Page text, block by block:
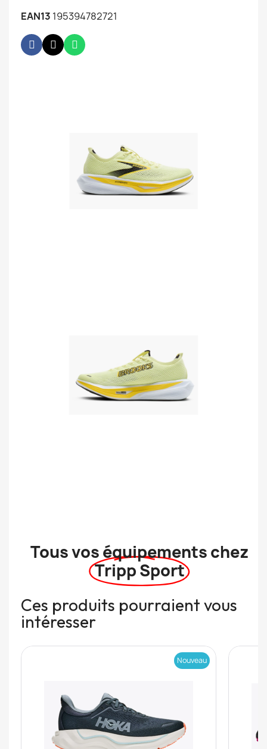
EAN13 195394782721
Tous vos équipements chez
Tripp Sport
Ces produits pourraient vous
intéresser
Nouveau